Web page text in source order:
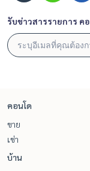
รับข่าวสารรายการ ค
คอนโด
ขาย
เช่า
บ้าน